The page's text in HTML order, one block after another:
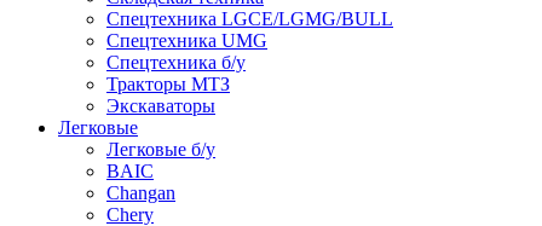
Спецтехника LGCE/LGMG/BULL
Спецтехника UMG
Спецтехника б/у
Тракторы МТЗ
Экскаваторы
Легковые
Легковые б/у
BAIC
Changan
Chery